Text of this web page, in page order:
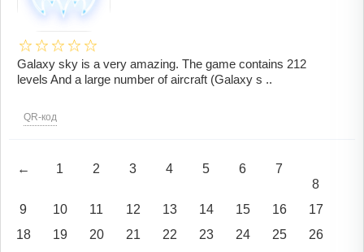
Galaxy sky is a very amazing. The game contains 212
levels And a large number of aircraft (Galaxy s ..
QR-код
← 1 2 3 4 5 6
7
8
9
10 11 12 13 14 15 16
17
18
19 20 21 22 23 24 25
26